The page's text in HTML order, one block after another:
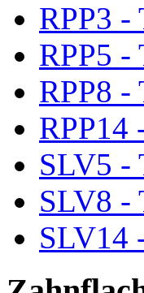
RPP3 -
RPP5 -
RPP8 -
RPP14
SLV5 -
SLV8 -
SLV14